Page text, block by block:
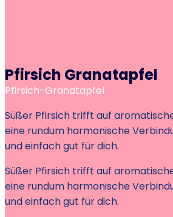
Pfirsich Granatapfel
Pfirsich-Granatapfel
Süßer Pfirsich trifft auf
eine rundum harmonische
und einfach gut für dich.
Süßer Pfirsich trifft auf
eine rundum harmonische
und einfach gut für dich.